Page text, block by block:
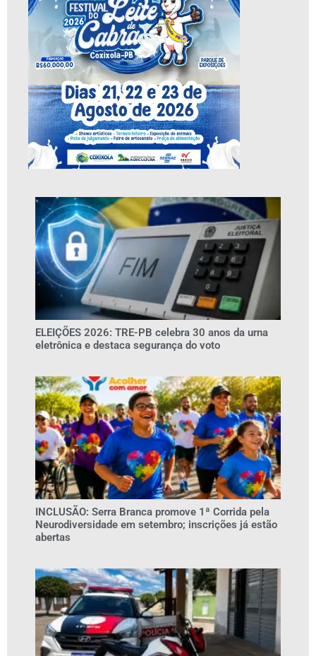
ELEIÇÕES 2026: TRE-PB celebra 30 anos da urna
eletrônica e destaca segurança do voto
INCLUSÃO: Serra Branca promove 1ª Corrida pela
Neurodiversidade em setembro; inscrições já estão
abertas